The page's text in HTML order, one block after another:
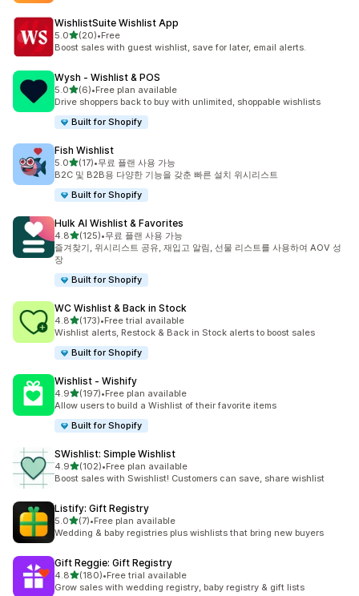
WishlistSuite Wishlist App
5.0별 5개 중
(20)
총 리뷰 20개
•Free
Boost sales with guest wishlist, save for later, email alerts.
Wysh ‑ Wishlist & POS
5.0별 5개 중
(6)
총 리뷰 6개
•Free plan available
Drive shoppers back to buy with unlimited, shoppable wishlists
Built for Shopify
Fish Wishlist
5.0별 5개 중
(17)
총 리뷰 17개
•무료 플랜 사용 가능
B2C 및 B2B용 다양한 기능을 갖춘 빠른 설치 위시리스트
Built for Shopify
Hulk AI Wishlist & Favorites
4.8별 5개 중
(125)
총 리뷰 125개
•무료 플랜 사용 가능
즐겨찾기, 위시리스트 공유, 재입고 알림, 선물 리스트를 사용하여 AOV 성
장
Built for Shopify
WC Wishlist & Back in Stock
4.8별 5개 중
(173)
총 리뷰 173개
•Free trial available
Wishlist alerts, Restock & Back in Stock alerts to boost sales
Built for Shopify
Wishlist ‑ Wishify
4.9별 5개 중
(197)
총 리뷰 197개
•Free plan available
Allow users to build a Wishlist of their favorite items
Built for Shopify
SWishlist: Simple Wishlist
4.9별 5개 중
(102)
총 리뷰 102개
•Free plan available
Boost sales with Swishlist! Customers can save, share wishlist
Listify: Gift Registry
5.0별 5개 중
(7)
총 리뷰 7개
•Free plan available
Wedding & baby registries plus wishlists that bring new buyers
Gift Reggie: Gift Registry
4.8별 5개 중
(180)
총 리뷰 180개
•Free trial available
Grow sales with wedding registry, baby registry & gift lists